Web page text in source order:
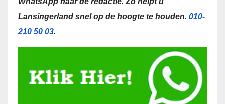
Lansingerland snel op de hoogte te houden. 010-
210 50 03.